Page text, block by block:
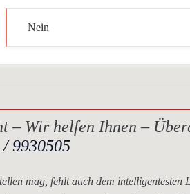
Nein
– Wir helfen Ihnen –
/ 9930505
mag, fehlt auch dem intelligentesten